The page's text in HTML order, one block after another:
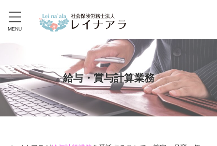
toggle
navigation
MENU
給与・賞与計算業務